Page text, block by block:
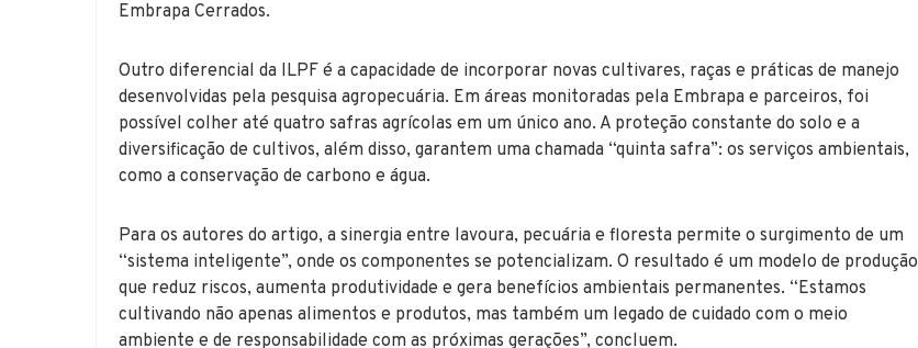
Embrapa Cerrados.
Outro diferencial da ILPF é a capacidade de incorporar novas cultivares, raças e práticas de manejo
desenvolvidas pela pesquisa agropecuária. Em áreas monitoradas pela Embrapa e parceiros, foi
possível colher até quatro safras agrícolas em um único ano. A proteção constante do solo e a
diversificação de cultivos, além disso, garantem uma chamada “quinta safra”: os serviços ambientais,
como a conservação de carbono e água.
Para os autores do artigo, a sinergia entre lavoura, pecuária e floresta permite o surgimento de um
“sistema inteligente”, onde os componentes se potencializam. O resultado é um modelo de produção
que reduz riscos, aumenta produtividade e gera benefícios ambientais permanentes. “Estamos
cultivando não apenas alimentos e produtos, mas também um legado de cuidado com o meio
ambiente e de responsabilidade com as próximas gerações”, concluem.